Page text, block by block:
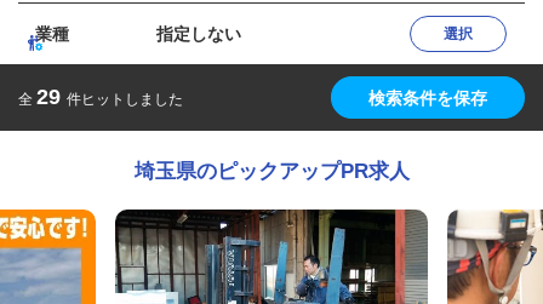
業種 指定しない 選択
全 29 件ヒットしました 検索条件を保存
埼玉県のピックアップPR求人